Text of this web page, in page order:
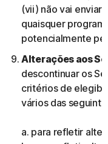
(vii) não vai enviar
quaisquer
potencialmente
Alterações aos
descontinuar os
critérios de
vários das
a. para refletir